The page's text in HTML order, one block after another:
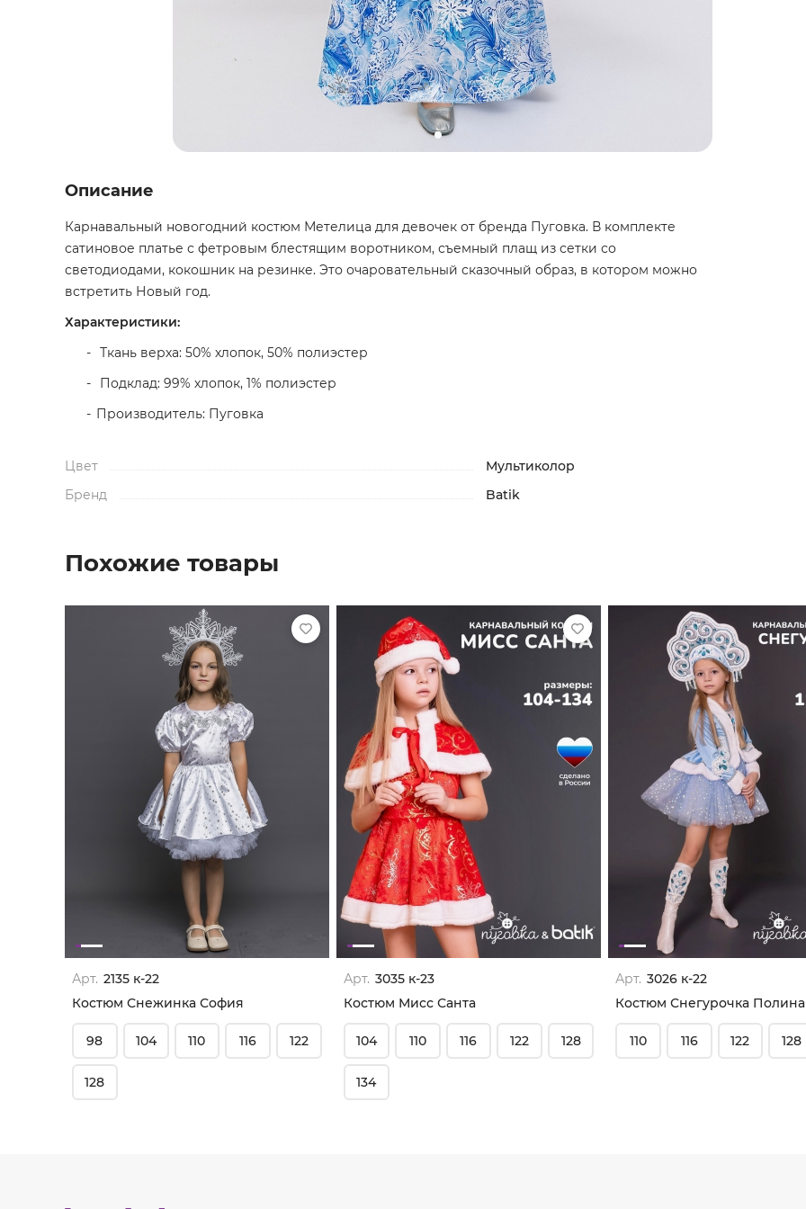
Описание
Карнавальный новогодний костюм Метелица для девочек от бренда Пуговка. В комплекте
сатиновое платье с фетровым блестящим воротником, съемный плащ из сетки со
светодиодами, кокошник на резинке. Это очаровательный сказочный образ, в котором можно
встретить Новый год.
Характеристики:
Ткань верха: 50% хлопок, 50% полиэстер
Подклад: 99% хлопок, 1% полиэстер
Производитель: Пуговка
Цвет
Мультиколор
Бренд
Batik
Похожие товары
Арт. 2135 к-22
Костюм Снежинка София
98 104 110 116 122
128
Арт. 3035 к-23
Костюм Мисс Санта
104 110 116 122 128
134
Арт. 3026 к-22
Костюм Снегурочка Полина
110 116 122 128